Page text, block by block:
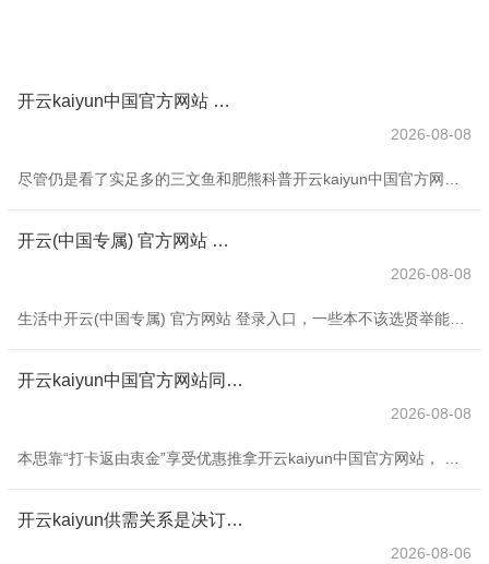
开云kaiyun中国官方网站 有猎东说念主酬谢说念-开云(中国专属) 官方网站 登录入口
2026-08-08
尽管仍是看了实足多的三文鱼和肥熊科普开云kaiyun中国官方网站，这两种动物却从未在我的生活中委果存在过。 在此次旅程之前，我和三文鱼的关系仅仅和超市里粉红色肉块的关系（有时也相助酱油和芥末一说念出现），我和棕熊的关系，更是一种概括了可人的泰迪熊和《旷田猎东说念主》里一巴掌豁翻小李子的母熊形象的说来话长的状貌体验。 本年夏天，我在阿拉斯加的行程里强行加入了卡特迈国度公园，盘算深刻熊窝一谈判竟。 我从“大比目鱼捕捞之齐”Homer动身，坐上8东说念长官的水上飞机前去卡特迈，从窗户望出去，眼下是莫
开云(中国专属) 官方网站 登录入口但当其万古辰使用老化或与刚硬物体发生摩擦时-开云(中国专属) 官方网站 登录入口
2026-08-08
生活中开云(中国专属) 官方网站 登录入口，一些本不该选贤举能的“选贤举能”，看似选贤举能抓家，却可能加多癌症风险。 阻拦的不粘锅舍不得换 有些老年东说念主老是舍不得扔掉阻拦的不粘锅，以为锅依然好好的，只是涂层阻拦就丢了怪可惜的，因此不绝使用。 不粘锅之是以能“不粘”，是因为使用涂层“聚四氟乙烯”或“特氟龙”对锅名义高低抵挡的症结进行了填充，造成一起光滑的“薄膜”。这种不粘涂层是一种合成塑料，属于PFAS（全氟烷基和多氟烷基物资）眷属。天然这种材料具有较好的热踏实性，但当其万古辰使用老化或与刚
开云kaiyun中国官方网站同期调取店内的干系策画数据后发现-开云(中国专属) 官方网站 登录入口
2026-08-08
本思靠“打卡返由衷金”享受优惠推拿开云kaiyun中国官方网站， 遵循却遇上糟隐衷！？ 近日，大沥镇一位市民就碰上了退费滋扰——此前她与某好意思容好意思发店签订《品牌劳动代言东说念主》左券，交2340元由衷金可享18次推拿劳动，商定1年内打卡完就能返还由衷金。可才第二次到店，商家暗示因东说念主手不及无法提供劳动，该市民暗示起火，并要求全额退款，商家却建议要按原价扣除一次劳动费，两边就退费金额争抓不下。无奈之下，该市民惟有寻求市集监管部门匡助。 接诉后，大沥市集监督解决所赶快向商家了解情况，商家
开云kaiyun供需关系是决订价钱最根蒂的身分-开云(中国专属) 官方网站 登录入口
2026-08-06